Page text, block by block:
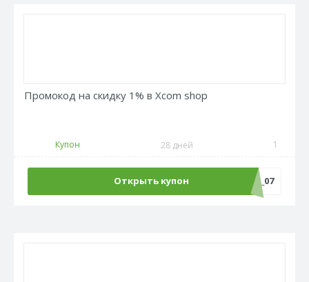
Промокод на скидку 1% в Xcom shop
Купон 28 дней 1
Открыть купон Адмитад_1_07